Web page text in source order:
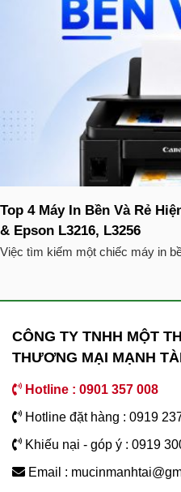
Top 4 Máy In Bền Và Rẻ
& Epson L3216, L3256
Việc tìm kiếm một chiếc máy in
CÔNG TY TNHH MỘT
THƯƠNG MẠI MẠNH
Hotline : 0901 357 008
Hotline đặt hàng : 0919
Khiếu nại - góp ý : 0919
Email :